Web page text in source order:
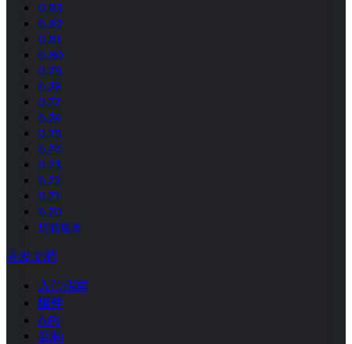
0.83
0.82
0.81
0.80
0.79
0.78
0.77
0.76
0.75
0.74
0.73
0.72
0.71
0.70
所有版本
开发文档
入门指南
组件
API
架构